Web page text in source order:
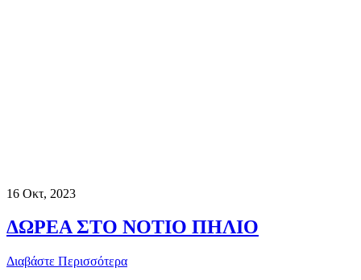
16 Οκτ, 2023
ΔΩΡΕΑ ΣΤΟ ΝΟΤΙΟ ΠΗΛΙΟ
Διαβάστε Περισσότερα